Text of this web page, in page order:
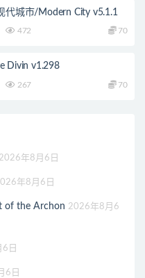
代城市/Modern City v5.1.1
472 70
Divin v1.298
267 70
2026年8月6日
年8月6日
of the Archon 2026年8月6
日
6日